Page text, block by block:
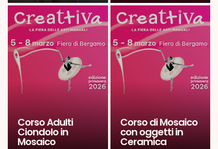
Corso Adulti
Ciondolo in
Mosaico
Corso di Mosaico
con oggetti in
Ceramica